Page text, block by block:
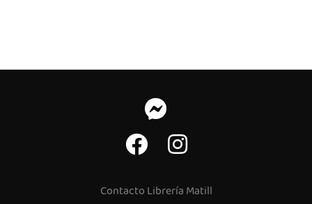
Contacto Librería Matill